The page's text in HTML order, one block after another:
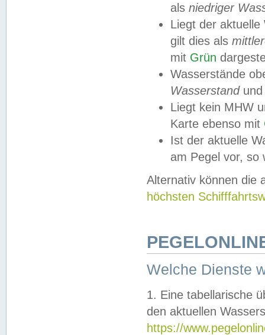
als niedriger
Liegt der
gilt dies als
mit Grün
Wasserstände
Wasserstandund
Liegt kein MHW
Karte ebenso mit
Ist der aktuelle
am Pegel vor,
Alternativ können die
höchsten
Welche Dienste
1. Eine tabellarische
den aktuellen
https://